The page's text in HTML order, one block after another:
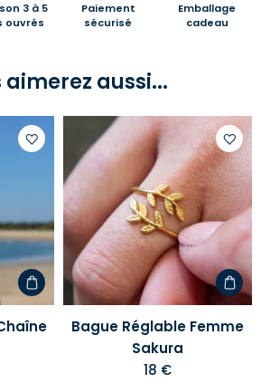
3 à 5
ouvrés
Paiement
sécurisé
Emballage
cadeau
aimerez aussi...
liste
d'envies
à
votre
liste
Bague Réglable Femme
Sakura
18 €